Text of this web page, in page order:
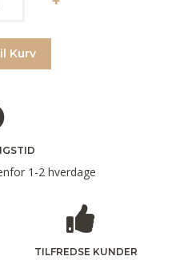
Kurv
1-2 hverdage
TILFREDSE KUNDER